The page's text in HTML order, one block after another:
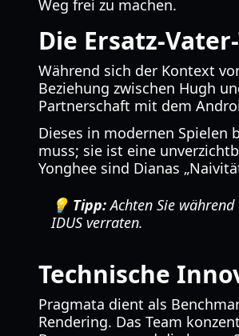
Weg frei zu machen.
Die Ersatz-
Während sich der Kontext
Beziehung zwischen Hugh
Partnerschaft mit dem
Dieses in modernen Spielen
muss; sie ist eine
Yonghee sind Dianas
💡 Tipp:Achten Sie
IDUS verraten.
Technische
Pragmata dient als
Rendering. Das Team